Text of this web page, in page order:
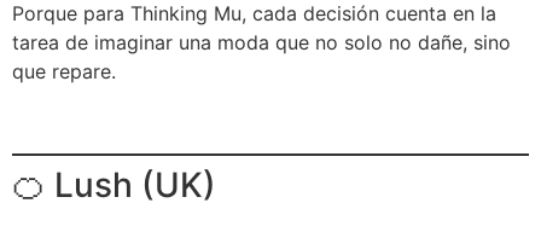
Porque para Thinking Mu, cada decisión cuenta en la
tarea de imaginar una moda que no solo no dañe, sino
que repare.
🍊 Lush (UK)